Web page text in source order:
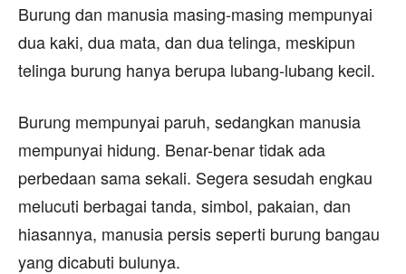
Burung dan manusia masing-masing mempunyai
dua kaki, dua mata, dan dua telinga, meskipun
telinga burung hanya berupa lubang-lubang kecil.
Burung mempunyai paruh, sedangkan manusia
mempunyai hidung. Benar-benar tidak ada
perbedaan sama sekali. Segera sesudah engkau
melucuti berbagai tanda, simbol, pakaian, dan
hiasannya, manusia persis seperti burung bangau
yang dicabuti bulunya.